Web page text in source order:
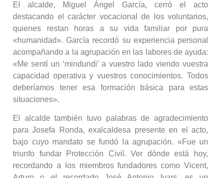
El alcalde, Miguel Ángel García, cerró el acto
destacando el carácter vocacional de los voluntarios,
quienes restan horas a su vida familiar por pura
«humanidad». García recordó su experiencia personal
acompañando a la agrupación en las labores de ayuda:
«Me sentí un ‘mindundi’ a vuestro lado viendo vuestra
capacidad operativa y vuestros conocimientos. Todos
deberíamos tener esa formación básica para estas
situaciones».
El alcalde también tuvo palabras de agradecimiento
para Josefa Ronda, exalcaldesa presente en el acto,
bajo cuyo mandato se fundó la agrupación. «Fue un
triunfo fundar Protección Civil. Ver dónde está hoy,
recordando a los miembros fundadores como Vicent,